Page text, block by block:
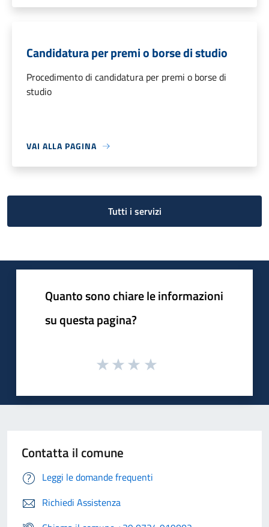
Candidatura per premi o borse di studio
Procedimento di candidatura per premi o borse di
studio
VAI ALLA PAGINA
Tutti i servizi
Quanto sono chiare le informazioni
su questa pagina?
Contatta il comune
Leggi le domande frequenti
Richiedi Assistenza